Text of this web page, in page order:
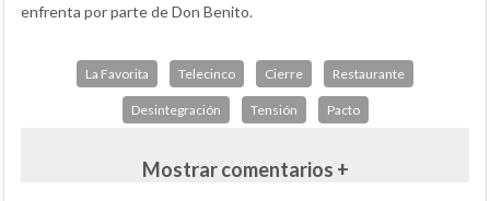
enfrenta por parte de Don Benito.
La Favorita Telecinco Cierre Restaurante
Desintegración Tensión Pacto
Mostrar comentarios +